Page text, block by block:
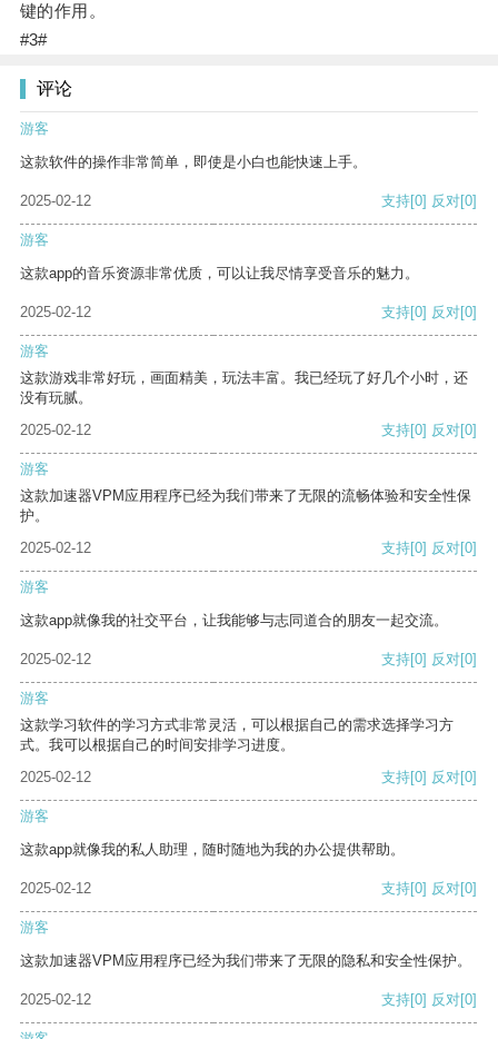
键的作用。
#3#
评论
游客
这款软件的操作非常简单，即使是小白也能快速上手。
2025-02-12 支持[0] 反对[0]
游客
这款app的音乐资源非常优质，可以让我尽情享受音乐的魅力。
2025-02-12 支持[0] 反对[0]
游客
这款游戏非常好玩，画面精美，玩法丰富。我已经玩了好几个小时，还
没有玩腻。
2025-02-12
支持[0] 反对[0]
游客
这款加速器VPM应用程序已经为我们带来了无限的流畅体验和安全性保
护。
2025-02-12
支持[0] 反对[0]
游客
这款app就像我的社交平台，让我能够与志同道合的朋友一起交流。
2025-02-12 支持[0] 反对[0]
游客
这款学习软件的学习方式非常灵活，可以根据自己的需求选择学习方
式。我可以根据自己的时间安排学习进度。
2025-02-12
支持[0] 反对[0]
游客
这款app就像我的私人助理，随时随地为我的办公提供帮助。
2025-02-12 支持[0] 反对[0]
游客
这款加速器VPM应用程序已经为我们带来了无限的隐私和安全性保护。
2025-02-12 支持[0] 反对[0]